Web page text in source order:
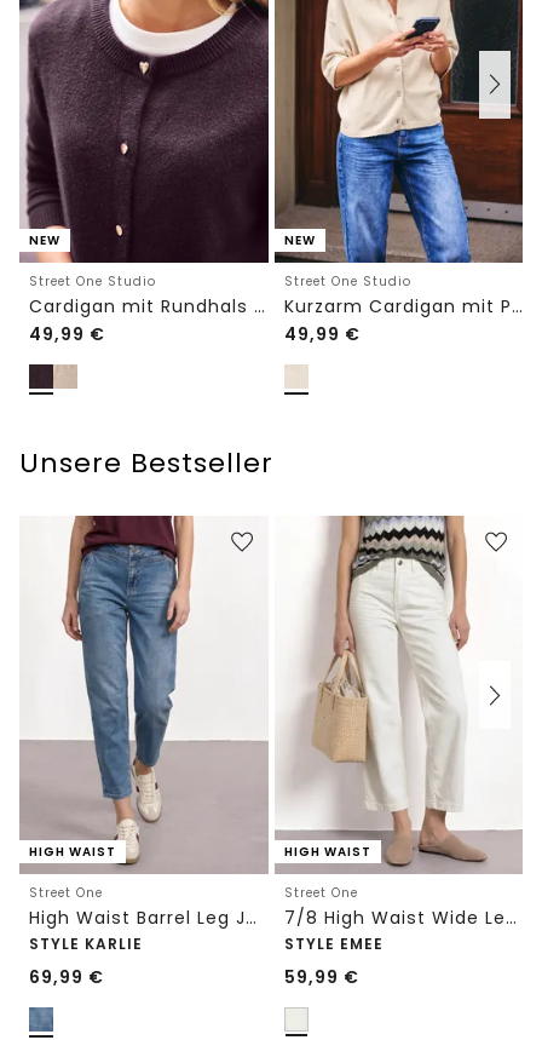
NEW
Street One Studio
Cardigan mit Rundhals und Knöpfen
49,99 €
NEW
Street One Studio
Kurzarm Cardigan mit Polokragen
49,99 €
Unsere Bestseller
HIGH WAIST
Street One
High Waist Barrel Leg Jeans im Loose Fit
STYLE KARLIE
69,99 €
HIGH WAIST
Street One
7/8 High Waist Wide Leg Jeans im Loose Fit
STYLE EMEE
59,99 €